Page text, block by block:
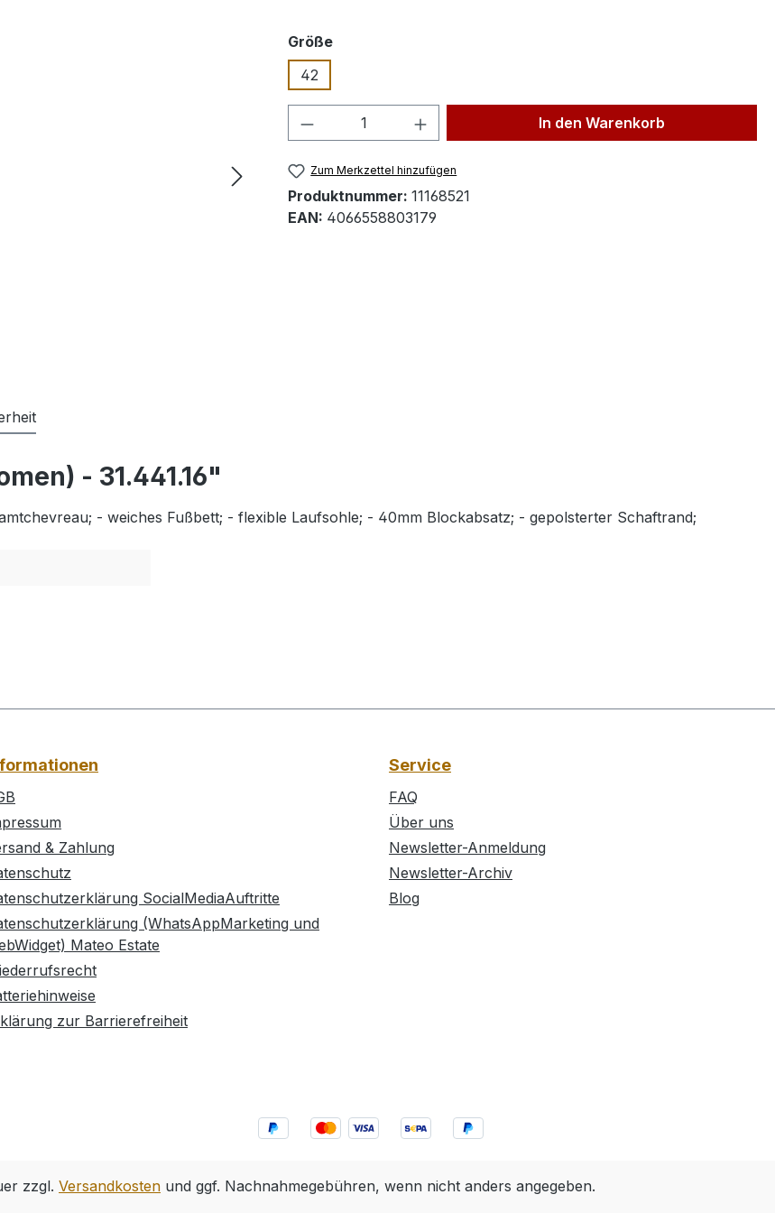
Größeauswählen
42
Produkt Anzahl: Gib den gewünschten Wert
In den Warenkorb
Zum Merkzettel hinzufügen
Produktnummer: 11168521
EAN: 4066558803179
- 31.441.16"
- weiches Fußbett; - flexible Laufsohle; - 40mm Blockabsatz; - gepolsterter Schaftrand;
& Zahlung
SocialMediaAuftritte
(WhatsAppMarketing und
Mateo Estate
zur Barrierefreiheit
Service
FAQ
Über uns
Newsletter-Anmeldung
Newsletter-Archiv
Blog
zzgl. Versandkosten und ggf. Nachnahmegebühren, wenn nicht anders angegeben.